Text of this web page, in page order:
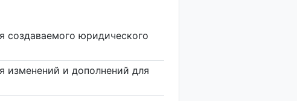
создаваемого юридического
изменений и дополнений для